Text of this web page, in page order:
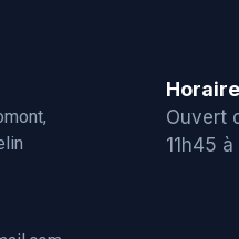
Ouvert
11h45